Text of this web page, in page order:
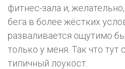
фитнес-зала и,
бега в более жёстких
разваливается ощутимо
только у меня. Так что тут
типичный лоукост.